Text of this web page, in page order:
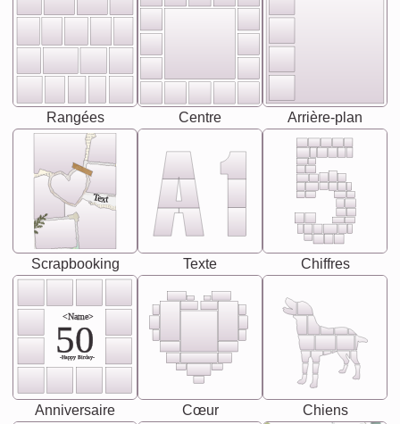
Rangées Centre Arrière-plan
Text
Scrapbooking Texte Chiffres
<Name>
50
-Happy Birday-
Anniversaire Cœur Chiens